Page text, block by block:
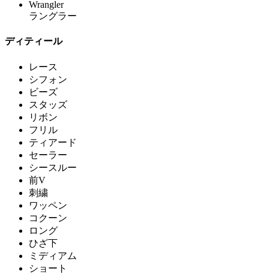
Wrangler
ラングラー
ディティール
レース
シフォン
ビーズ
スタッズ
リボン
フリル
ティアード
セーラー
シースルー
前V
刺繍
ワッペン
コクーン
ロング
ひざ下
ミディアム
ショート